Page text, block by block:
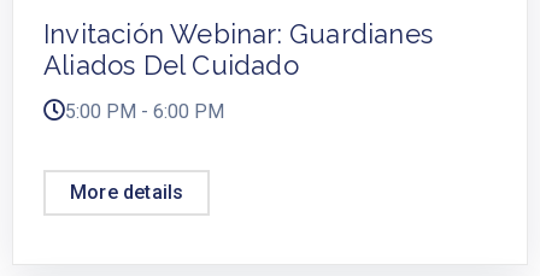
Invitación Webinar: Guardianes
Aliados Del Cuidado
5:00 PM - 6:00 PM
More details